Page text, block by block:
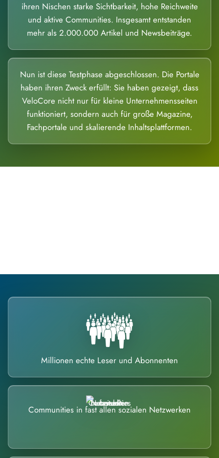
ihren Nischen starke Sichtbarkeit, hohe Reichweite
und aktive Communities. Insgesamt entstanden
mehr als 2.000.000 Artikel und Newsbeiträge.
Nun ist diese Testphase abgeschlossen. Die Portale
haben ihren Zweck erfüllt: Sie haben gezeigt, dass
VeloCore nicht nur für kleine Unternehmensseiten
funktioniert, sondern auch für große Magazine,
Fachportale und skalierende Inhaltsplattformen.
Millionen echte Leser und Abonnenten
Communities in fast allen sozialen Netzwerken